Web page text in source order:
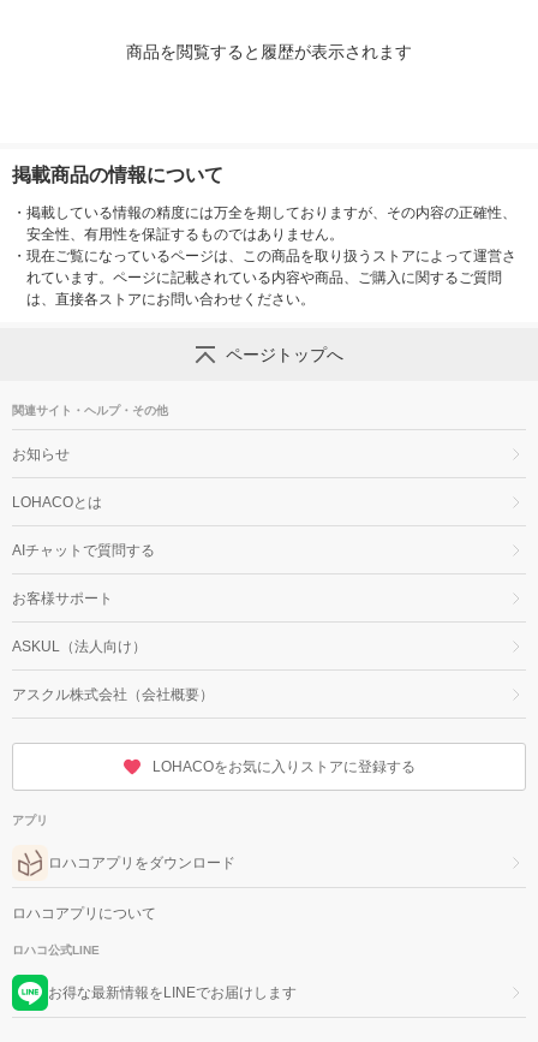
商品を閲覧すると履歴が表示されます
掲載商品の情報について
・ 掲載している情報の精度には万全を期しておりますが、その内容の正確性、
安全性、有用性を保証するものではありません。
・ 現在ご覧になっているページは、この商品を取り扱うストアによって運営さ
れています。ページに記載されている内容や商品、ご購入に関するご質問
は、直接各ストアにお問い合わせください。
ページトップへ
関連サイト・ヘルプ・その他
お知らせ
LOHACOとは
AIチャットで質問する
お客様サポート
ASKUL（法人向け）
アスクル株式会社（会社概要）
LOHACOをお気に入りストアに登録する
アプリ
ロハコアプリをダウンロード
ロハコアプリについて
ロハコ公式LINE
お得な最新情報をLINEでお届けします